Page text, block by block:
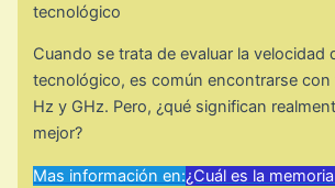
tecnológico
Cuando se trata de evaluar la velocidad
tecnológico, es común encontrarse
Hz y GHz. Pero, ¿qué significan
mejor?
Mas información en:¿Cuál es la